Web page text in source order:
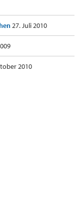
27. Juli 2010
2010